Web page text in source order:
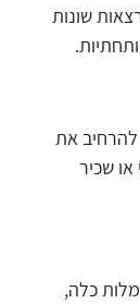
שונות
להרחיב את
שכיר
כלה,